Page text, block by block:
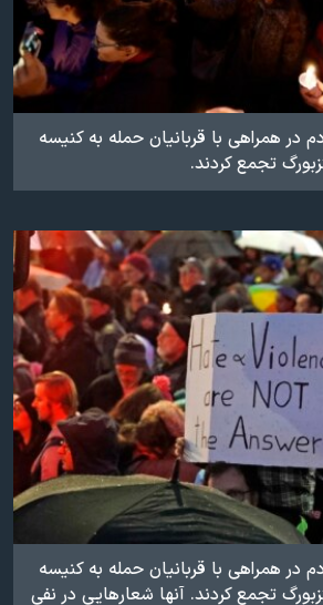
در همراهی با قربانیان حمله به کنیسه
تجمع کردند.
در همراهی با قربانیان حمله به کنیسه
تجمع کردند. آنها شعارهایی در نفی